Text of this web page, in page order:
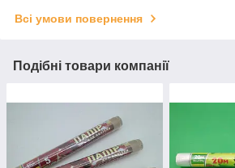
Всі умови повернення
Подібні товари компанії